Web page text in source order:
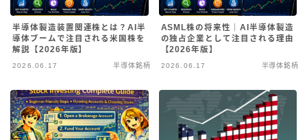
AI×投資の始め方
TradingViewとは？
ブログ
お問い合わせ
半導体製造装置関連株とは？AI半
導体ブームで注目される米国株を
解説【2026年版】
2026.06.17 半導体銘柄
ASML株の将来性｜AI半導体製造
の独占企業として注目される理由
【2026年版】
2026.06.17 半導体銘柄